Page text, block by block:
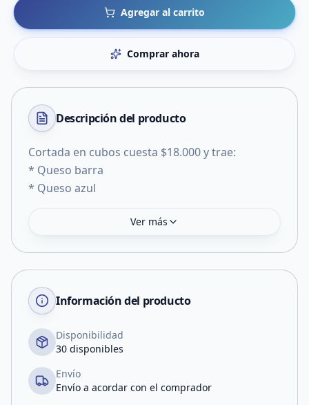
Agregar al carrito
Comprar ahora
Descripción del producto
Cortada en cubos cuesta $18.000 y trae:
* Queso barra
* Queso azul
Ver más
Información del producto
Disponibilidad
30 disponibles
Envío
Envío a acordar con el comprador